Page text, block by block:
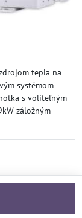
tepla na
systémom
s voliteľným
záložným